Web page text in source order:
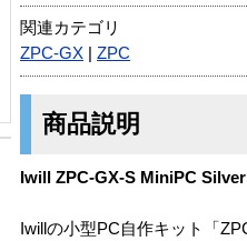
関連カテゴリ
ZPC-GX
ZPC
商品説明
Iwill ZPC-GX-S MiniPC
Iwillの小型PC自作キット「